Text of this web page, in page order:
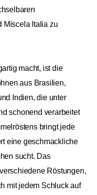
Miscela Italia zu
macht, ist die
aus Brasilien,
Indien, die unter
schonend verarbeitet
bringt jede
eine geschmackliche
sucht. Das
Röstungen,
mit jedem Schluck auf